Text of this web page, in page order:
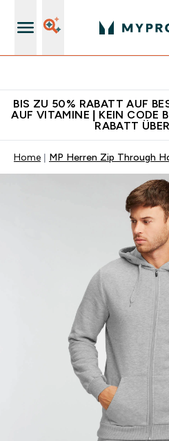
BIS ZU 50% RABATT AUF
AUF VITAMINE | KEIN CODE
RABATT
Home MP Herren Zip Through